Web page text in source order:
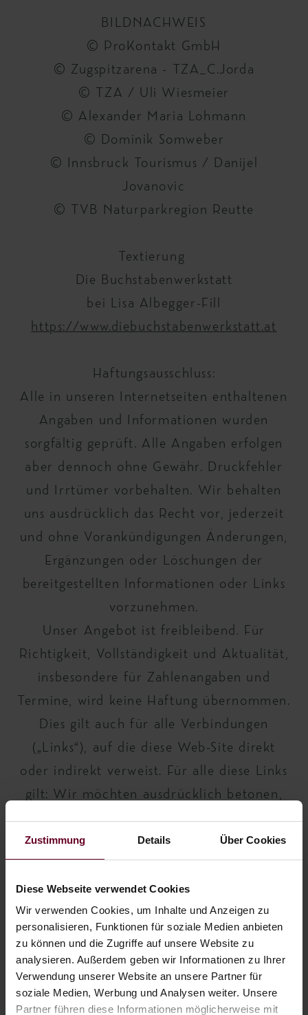
Zustimmung Details Über Cookies
Diese Webseite verwendet Cookies
Wir verwenden Cookies, um Inhalte und Anzeigen zu
personalisieren, Funktionen für soziale Medien anbieten
zu können und die Zugriffe auf unsere Website zu
analysieren. Außerdem geben wir Informationen zu Ihrer
Verwendung unserer Website an unsere Partner für
soziale Medien, Werbung und Analysen weiter. Unsere
Partner führen diese Informationen möglicherweise mit
BILDNACHWEIS
© ProKontakt GmbH
© Zugspitzarena - TZA_C.Jorda
© TZA / Uli Wiesmeier
© Alexander Maria Lohmann
© Dominik Somweber
© Innsbruck Tourismus / Danijel
Jovanovic
© TVB Naturparkregion Reutte
Textierung
Die Buchstabenwerkstatt
bei Lisa Albegger-Fill
https://www.diebuchstabenwerkstatt.at
Haftungsausschluss:
Alle in unseren Internetseiten enthaltenen
Angaben und Informationen wurden
sorgfältig geprüft. Alle Angaben erfolgen
aber dennoch ohne Gewähr. Druckfehler
und Irrtümer vorbehalten. Wir behalten
uns ausdrücklich das Recht vor, jederzeit
und ohne Vorankündigungen Änderungen,
Ergänzungen oder Löschungen der
bereitgestellten Informationen oder Links
vorzunehmen.
Unser Angebot ist freibleibend. Für
Richtigkeit, Vollständigkeit und Aktualität,
insbesondere für Zahlenangaben und
Termine, wird keine Haftung übernommen.
Dies gilt auch für alle Verbindungen
(„Links“), auf die diese Web-Site direkt
oder indirekt verweist. Für alle diese Links
gilt: Wir möchten ausdrücklich betonen,
dass wir keinerlei Einfluss auf die
Gestaltung und die Inhalte der von uns
distanzieren wir uns hiermit ausdrücklich
von allen Inhalten aller gelinkten Seiten
unserer Homepage und machen uns ihre
Inhalte nicht zu eigen. Wir übernehmen
keinerlei Haftung für die Inhalte der
Seiten, auf die von unseren eigenen